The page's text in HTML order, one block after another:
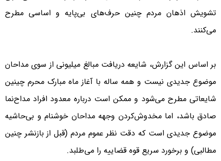
تشویش اذهان مردم چنین حرف‌هاى بى‌پایه و اساسى مطرح
می‌کنند.
بر اساس این گزارش، شایعه دریافت مبالغ میلیونی از سوی مداحان
موضوع جدیدی نیست و همه ساله با آغاز ماه مبارک محرم چینین
شایعاتی مطرح می‌شود و ممکن است درباره معدود افراد مداح‌نما
صادق باشد، اما مخدوش‌کردن وجهه مداحان خوشنام و بی‌حاشیه
موضوع جدیدی است که دقت نظر عموم مردم (قبل از بازنشر چنین
مطالبی) و برخورد سریع قوه قضاییه را می‌طلبد.